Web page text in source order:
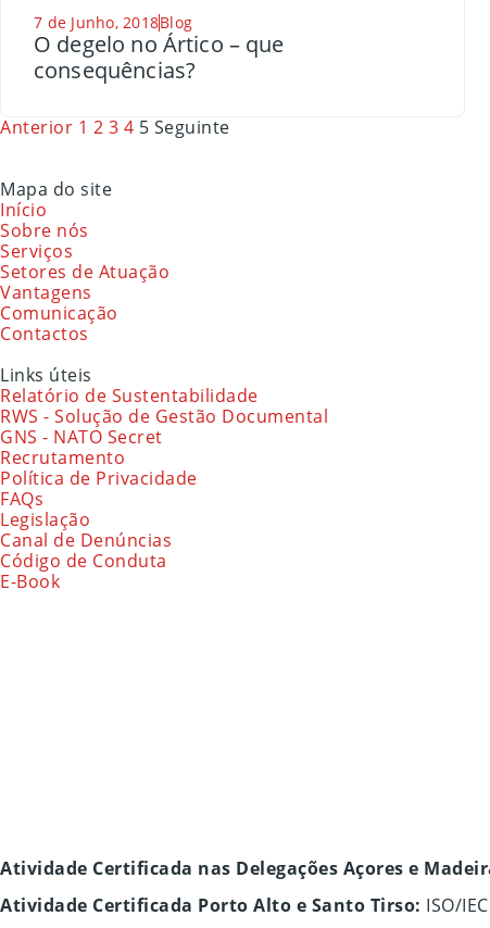
7 de Junho, 2018Blog
O degelo no Ártico – que
consequências?
Anterior 1 2 3 4 5 Seguinte
Mapa do site
Início
Sobre nós
Serviços
Setores de Atuação
Vantagens
Comunicação
Contactos
Links úteis
Relatório de Sustentabilidade
RWS - Solução de Gestão Documental
GNS - NATO Secret
Recrutamento
Política de Privacidade
FAQs
Legislação
Canal de Denúncias
Código de Conduta
E-Book
Atividade Certificada nas Delegações Açores e
Atividade Certificada Porto Alto e Santo Tirso: ISO/